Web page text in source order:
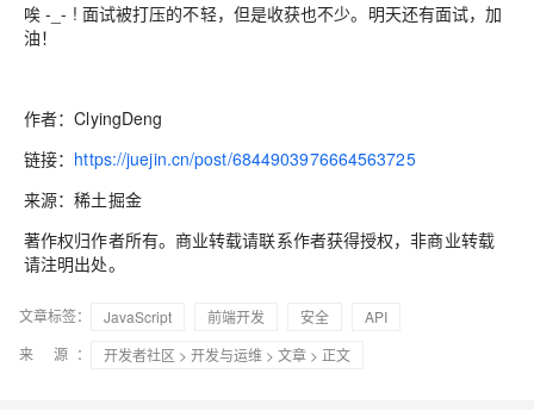
唉 -_- ! 面试被打压的不轻，但是收获也不少。明天还有面试，加
油！
作者：ClyingDeng
链接： https://juejin.cn/post/6844903976664563725
来源：稀土掘金
著作权归作者所有。商业转载请联系作者获得授权，非商业转载
请注明出处。
文章标签： JavaScript 前端开发 安全
API
来 源：
开发者社区 > 开发与运维 > 文章 > 正文